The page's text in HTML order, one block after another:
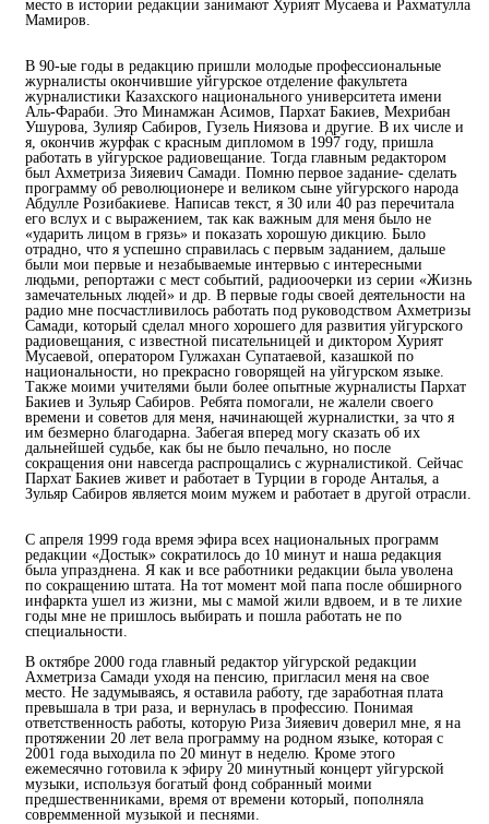
место в истории редакции занимают Хурият Мусаева и Рахматулла
Мамиров.
В 90-ые годы в редакцию пришли молодые профессиональные
журналисты окончившие уйгурское отделение факультета
журналистики Казахского национального университета имени
Аль-Фараби. Это Минамжан Асимов, Пархат Бакиев, Мехрибан
Ушурова, Зулияр Сабиров, Гузель Ниязова и другие. В их числе и
я, окончив журфак с красным дипломом в 1997 году, пришла
работать в уйгурское радиовещание. Тогда главным редактором
был Ахметриза Зияевич Самади. Помню первое задание- сделать
программу об революционере и великом сыне уйгурского народа
Абдулле Розибакиеве. Написав текст, я 30 или 40 раз перечитала
его вслух и с выражением, так как важным для меня было не
«ударить лицом в грязь» и показать хорошую дикцию. Было
отрадно, что я успешно справилась с первым заданием, дальше
были мои первые и незабываемые интервью с интересными
людьми, репортажи с мест событий, радиоочерки из серии «Жизнь
замечательных людей» и др. В первые годы своей деятельности на
радио мне посчастливилось работать под руководством Ахметризы
Самади, который сделал много хорошего для развития уйгурского
радиовещания, с известной писательницей и диктором Хурият
Мусаевой, оператором Гулжахан Супатаевой, казашкой по
национальности, но прекрасно говорящей на уйгурском языке.
Также моими учителями были более опытные журналисты Пархат
Бакиев и Зульяр Сабиров. Ребята помогали, не жалели своего
времени и советов для меня, начинающей журналистки, за что я
им безмерно благодарна. Забегая вперед могу сказать об их
дальнейшей судьбе, как бы не было печально, но после
сокращения они навсегда распрощались с журналистикой. Сейчас
Пархат Бакиев живет и работает в Турции в городе Анталья, а
Зульяр Сабиров является моим мужем и работает в другой отрасли.
С апреля 1999 года время эфира всех национальных программ
редакции «Достык» сократилось до 10 минут и наша редакция
была упразднена. Я как и все работники редакции была уволена
по сокращению штата. На тот момент мой папа после обширного
инфаркта ушел из жизни, мы с мамой жили вдвоем, и в те лихие
годы мне не пришлось выбирать и пошла работать не по
специальности.
В октябре 2000 года главный редактор уйгурской редакции
Ахметриза Самади уходя на пенсию, пригласил меня на свое
место. Не задумываясь, я оставила работу, где заработная плата
превышала в три раза, и вернулась в профессию. Понимая
ответственность работы, которую Риза Зияевич доверил мне, я на
протяжении 20 лет вела программу на родном языке, которая с
2001 года выходила по 20 минут в неделю. Кроме этого
ежемесячно готовила к эфиру 20 минутный концерт уйгурской
музыки, используя богатый фонд собранный моими
предшественниками, время от времени который, пополняла
совремменной музыкой и песнями.